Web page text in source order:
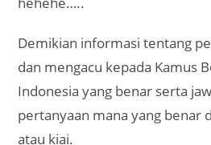
Demikian informasi tentang
dan mengacu kepada Kamus
Indonesia yang benar serta
pertanyaan mana yang benar
atau kiai.